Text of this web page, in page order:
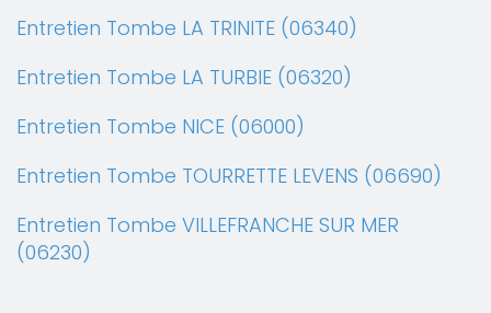
Entretien Tombe LA TRINITE (06340)
Entretien Tombe LA TURBIE (06320)
Entretien Tombe NICE (06000)
Entretien Tombe TOURRETTE LEVENS (06690)
Entretien Tombe VILLEFRANCHE SUR MER
(06230)